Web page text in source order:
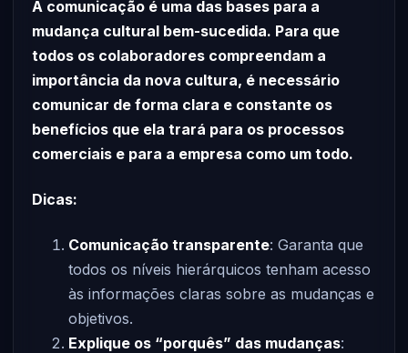
A comunicação é uma das bases para a
mudança cultural bem-sucedida. Para que
todos os colaboradores compreendam a
importância da nova cultura, é necessário
comunicar de forma clara e constante os
benefícios que ela trará para os processos
comerciais e para a empresa como um todo.
Dicas:
Comunicação transparente: Garanta que
todos os níveis hierárquicos tenham acesso
às informações claras sobre as mudanças e
objetivos.
Explique os “porquês” das mudanças: